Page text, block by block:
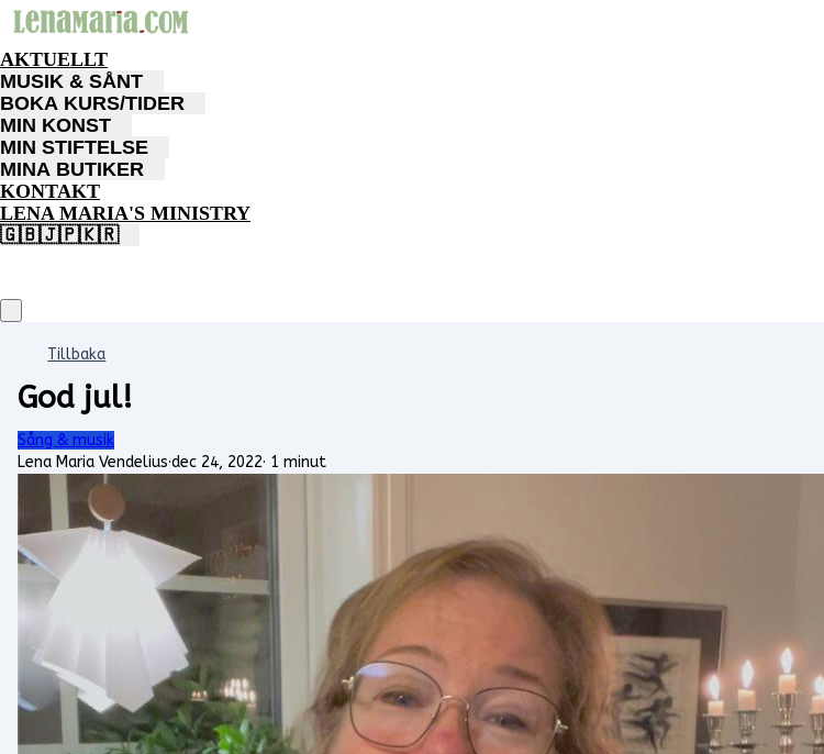
AKTUELLT
MUSIK & SÅNT
BOKA KURS/TIDER
MIN KONST
MIN STIFTELSE
MINA BUTIKER
KONTAKT
LENA MARIA'S MINISTRY
🇬🇧🇯🇵🇰🇷
Tillbaka
God jul!
Sång & musik
Lena Maria Vendelius·dec 24, 2022· 1 minut